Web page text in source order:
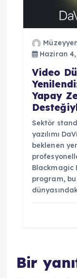
Haziran 4,
Video
Yapay
Sektör
yazılımı
beklenen
Blackmagic
program,
Bir